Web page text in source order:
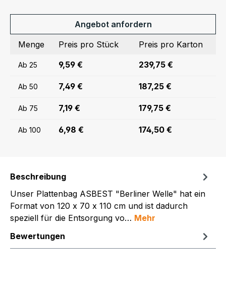
Angebot anfordern
Menge
Preis pro Stück Preis pro Karton
Ab 25 9,59 € 239,75 €
Ab 50 7,49 € 187,25 €
Ab 75 7,19 € 179,75 €
Ab 100 6,98 € 174,50 €
Beschreibung
Unser Plattenbag ASBEST "Berliner Welle" hat ein
Format von 120 x 70 x 110 cm und ist dadurch
speziell für die Entsorgung vo… Mehr
Bewertungen